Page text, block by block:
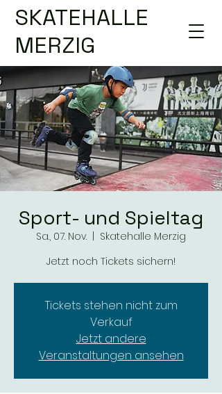
SKATEHALLE
MERZIG
Sport- und Spieltag
Sa., 07. Nov.
Skatehalle Merzig
Jetzt noch Tickets sichern!
Tickets stehen nicht zum
Verkauf
Jetzt andere
Veranstaltungen ansehen